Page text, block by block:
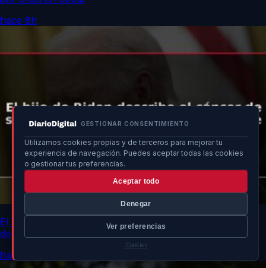
GESTIONAR CONSENTIMIENTO
Utilizamos cookies propias y de terceros para mejorar tu
experiencia de navegación. Puedes aceptar todas las cookies
o gestionar tus preferencias.
Aceptar todo
Denegar
Ver preferencias
Cookies
hace 8h
El hijo de Biden describe el cáncer de su padre como
doloroso y debilitante
hace 8h